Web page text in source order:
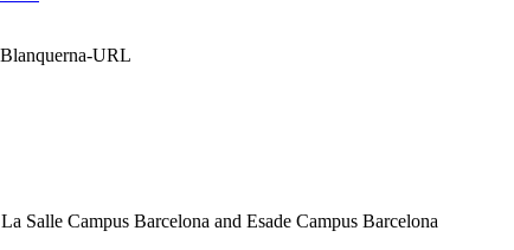
URL
Salle Campus Barcelona and Esade Campus Barcelona